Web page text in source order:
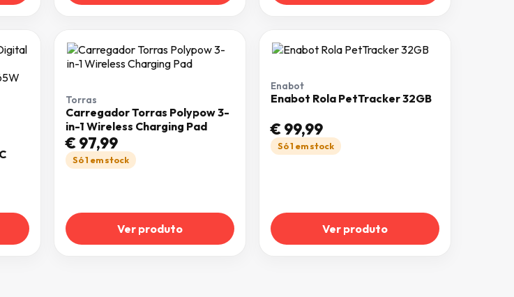
Torras
Carregador Torras Polypow 3-
in-1 Wireless Charging Pad
€97,99
Só 1 em stock
Ver produto
Enabot
Enabot Rola PetTracker 32GB
€99,99
Só 1 em stock
Ver produto